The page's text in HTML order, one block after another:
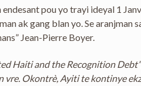
pou yo trayi ideyal 1
ak gang blan yo. Se
Jean-Pierre Boyer.
Haiti and the Recognition Debt”
Okontrè, Ayiti te kontinye